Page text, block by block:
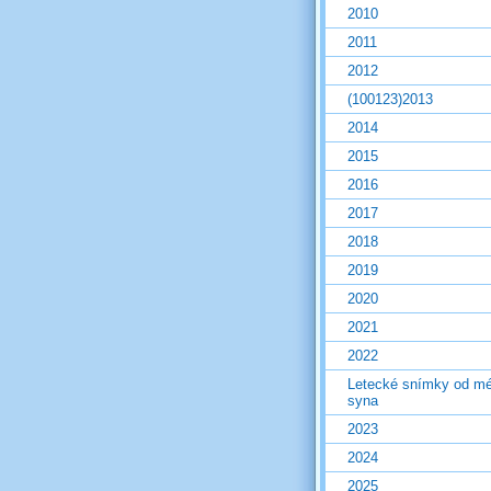
2010
2011
2012
(100123)2013
2014
2015
2016
2017
2018
2019
2020
2021
2022
Letecké snímky od
syna
2023
2024
2025